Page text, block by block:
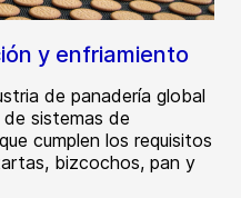
y enfriamiento
de panadería global
sistemas de
cumplen los requisitos
bizcochos, pan y